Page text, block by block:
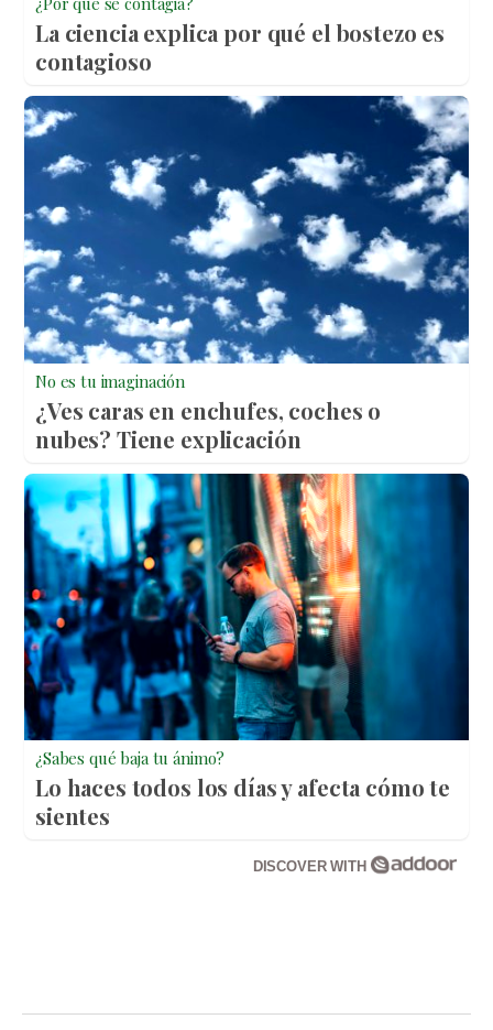
La ciencia explica por qué el bostezo es
contagioso
No es tu imaginación
¿Ves caras en enchufes, coches o
nubes? Tiene explicación
¿Sabes qué baja tu ánimo?
Lo haces todos los días y afecta cómo te
sientes
DISCOVER WITH